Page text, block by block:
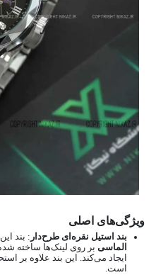
ویژگی‌های اصلی
بند استیل نقره‌ای طرح‌دار : بند
الماسی بر روی لینک‌ها ساخته
ایجاد می‌کند. این بند علاوه بر
است.